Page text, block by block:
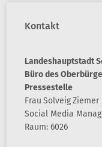
Kontakt
Landeshauptstadt
Büro des
Pressestelle
Frau SolveigZiemer
Social Media
Raum: 6026